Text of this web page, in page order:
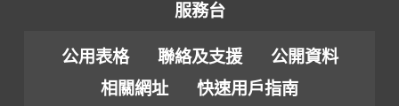
服務台
公用表格 聯絡及支援
公開資料
相關網址
快速用戶指南